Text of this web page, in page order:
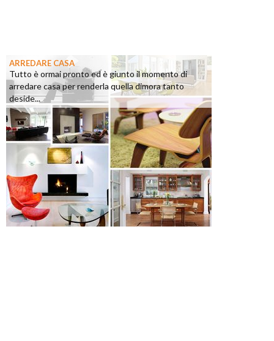
ARREDARE CASA
Tutto è ormai pronto ed è giunto il momento di
arredare casa per renderla quella dimora tanto
deside...